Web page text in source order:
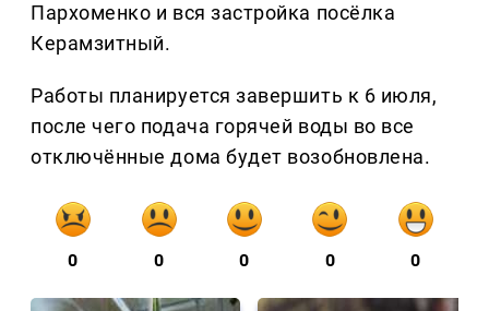
Пархоменко и вся застройка посёлка
Керамзитный.
Работы планируется завершить к 6 июля,
после чего подача горячей воды во все
отключённые дома будет возобновлена.
0 0 0 0 0